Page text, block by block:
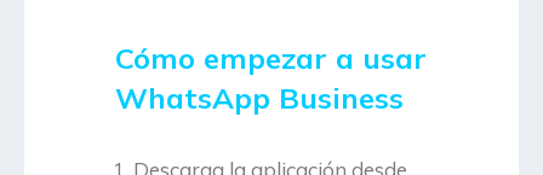
Cómo empezar a usar
WhatsApp Business